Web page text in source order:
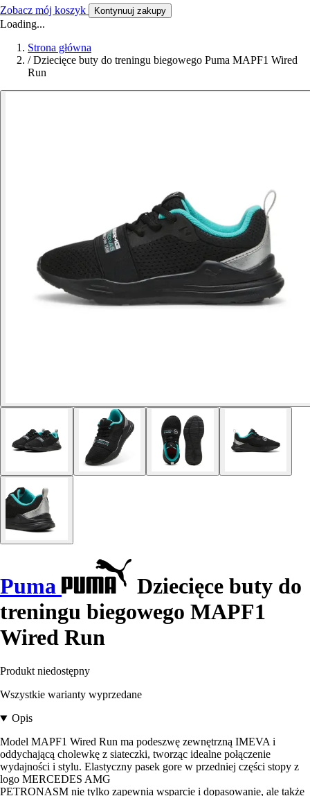
Zobacz mój koszyk Kontynuuj zakupy
Loading...
Strona główna
/ Dziecięce buty do treningu biegowego Puma MAPF1 Wired
Run
Puma
Dziecięce buty do
treningu biegowego MAPF1
Wired Run
Produkt niedostępny
Wszystkie warianty wyprzedane
Opis
Model MAPF1 Wired Run ma podeszwę zewnętrzną IMEVA i
oddychającą cholewkę z siateczki, tworząc idealne połączenie
wydajności i stylu. Elastyczny pasek gore w przedniej części stopy z
logo MERCEDES AMG
PETRONASM nie tylko zapewnia wsparcie i dopasowanie, ale także